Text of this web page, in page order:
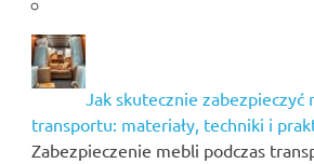
Jak skutecznie zabezpieczyć
transportu: materiały, techniki i
Zabezpieczenie mebli podczas